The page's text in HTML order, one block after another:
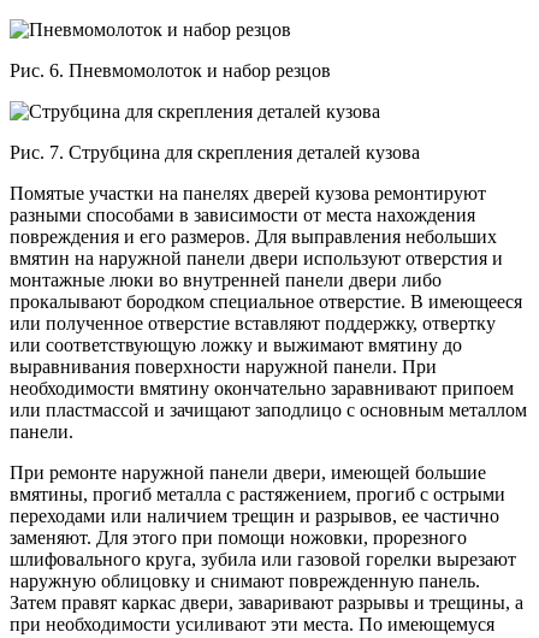
Рис. 6. Пневмомолоток и набор резцов
Рис. 7. Струбцина для скрепления деталей кузова
Помятые участки на панелях дверей кузова ремонтируют
разными способами в зависимости от места нахождения
повреждения и его размеров. Для выправления небольших
вмятин на наружной панели двери используют отверстия и
монтажные люки во внутренней панели двери либо
прокалывают бородком специальное отверстие. В имеющееся
или полученное отверстие вставляют поддержку, отвертку
или соответствующую ложку и выжимают вмятину до
выравнивания поверхности наружной панели. При
необходимости вмятину окончательно заравнивают припоем
или пластмассой и зачищают заподлицо с основным металлом
панели.
При ремонте наружной панели двери, имеющей большие
вмятины, прогиб металла с растяжением, прогиб с острыми
переходами или наличием трещин и разрывов, ее частично
заменяют. Для этого при помощи ножовки, прорезного
шлифовального круга, зубила или газовой горелки вырезают
наружную облицовку и снимают поврежденную панель.
Затем правят каркас двери, заваривают разрывы и трещины, а
при необходимости усиливают эти места. По имеющемуся